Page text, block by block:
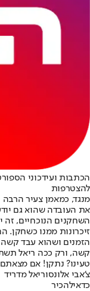
הכתבות ועידכוני
להצטרפות
מנגד, כמאמן צעיר הרבה
את העובדה שהוא גם
השחקנים הנוכחיים, זה
זיכרונות ממנו כשחקן.
הזמנים ושהוא עבד קשה
קשה, ורק ככה ריאל
טעינו? נתקן! אם
צ'אבי אלונסוריאל מדריד
כדאילהכיר